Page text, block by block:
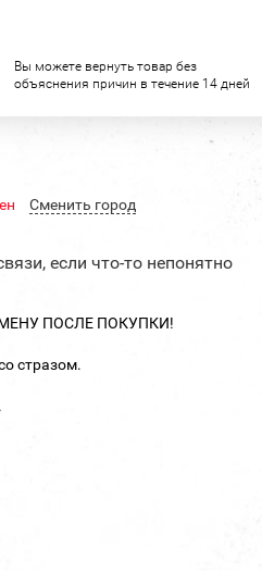
Вы можете вернуть товар без
объяснения причин в течение 14 дней
Cменить город
если что-то непонятно
ПОСЛЕ ПОКУПКИ!
стразом.